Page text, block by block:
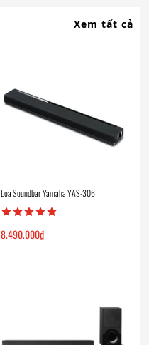
Xem tất cả
Loa Soundbar Yamaha YAS-306
8.490.000₫